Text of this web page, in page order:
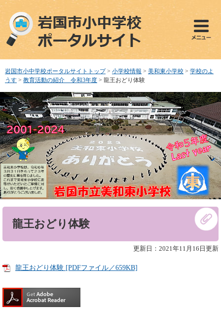
ペ
で
す
メ
ば
し
本
文
へ
岩国市小中学校ポータルサイトトップ > 小学校情報 > 美和東小学校 > 学校のよ
うす > 教育活動の紹介 令和3年度 > 龍王おどり体験
龍王おどり体験
更新日：2021年11月16日更新
龍王おどり体験 [PDFファイル／659KB]